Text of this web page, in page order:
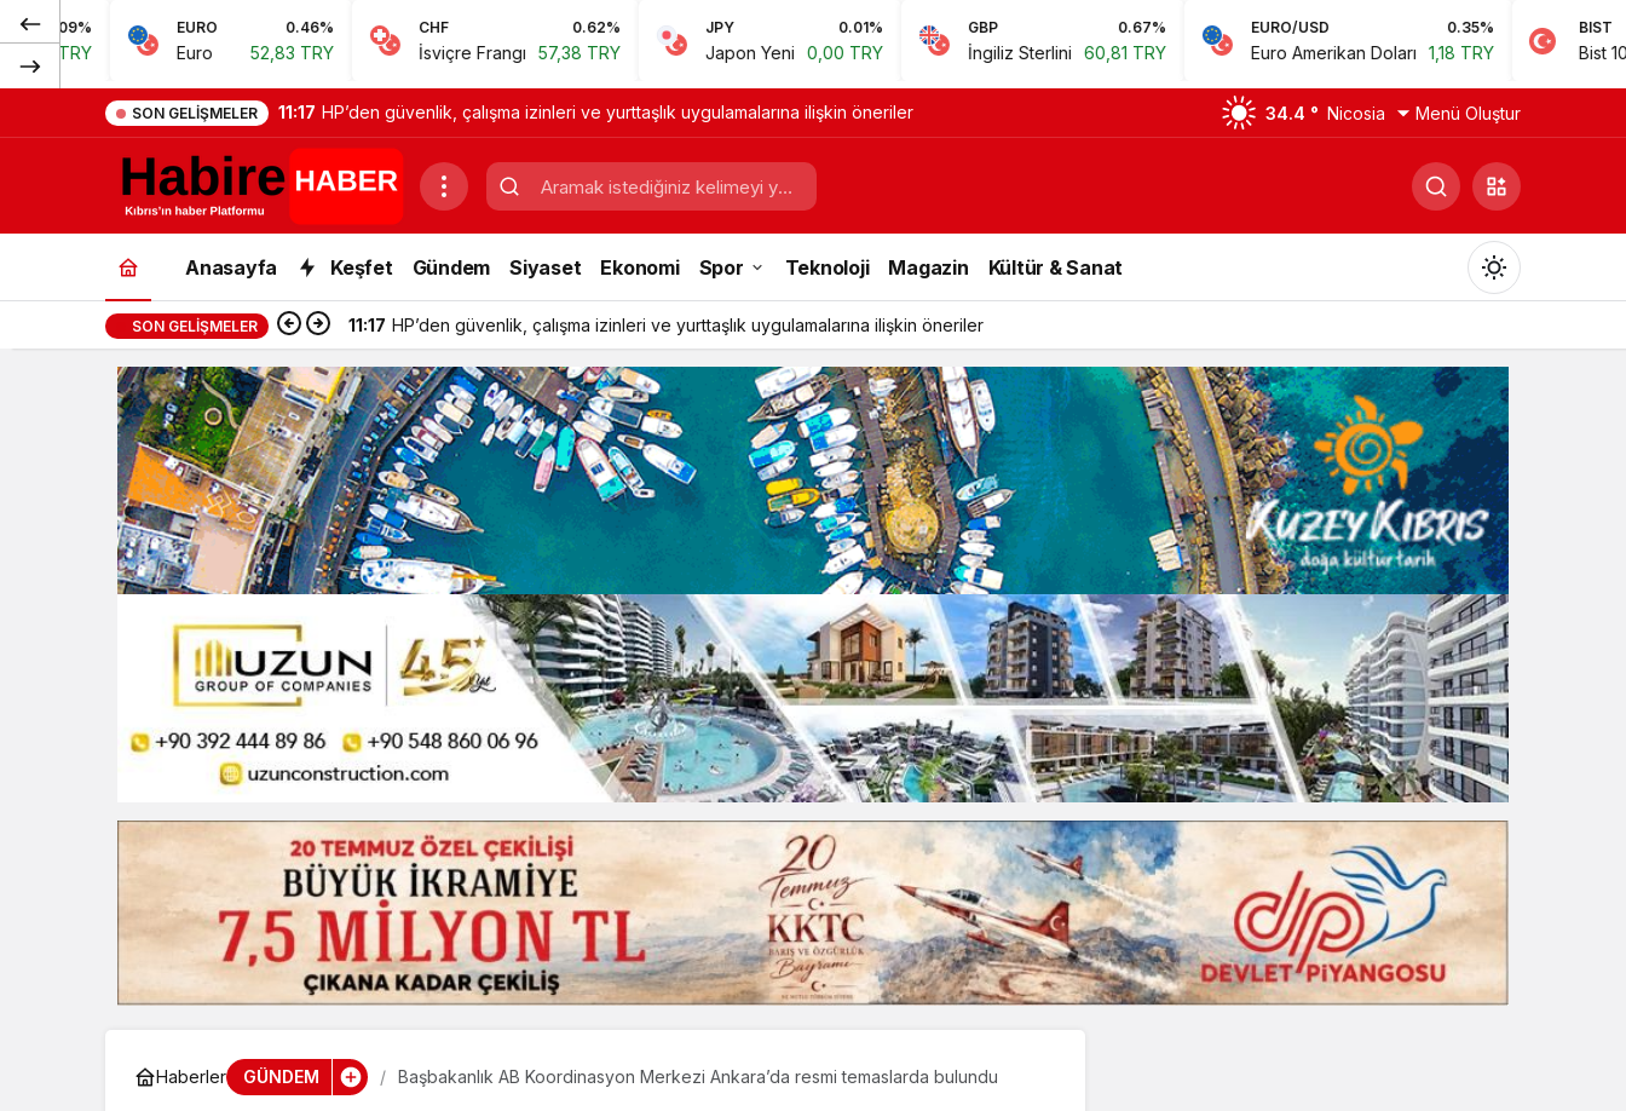
EURO 0.46%
Euro 52,83 TRY
CHF
İsviçre Frangı 57,38 TRY
JPY 0.01%
Japon Yeni 0,00 TRY
GBP
İngiliz Sterlini 60,81 TRY
EURO/USD
Euro Amerikan Doları 1,18 TRY
BIST
Bist 100 14.168,35
SON GELIŞMELER 11:17 HP’den güvenlik, çalışma izinleri ve yurttaşlık uygulamalarına ilişkin öneriler 34.4 ° Nicosia Menü Oluştur
Anasayfa Keşfet Gündem Siyaset Ekonomi Spor Teknoloji Magazin Kültür & Sanat
Gündüz Modu
Gündüz modunu seçin.
Gece Modu
Gece modunu seçin.
Sistem Modu
Sistem modunu seçin.
SON GELIŞMELER 11:17 HP’den güvenlik, çalışma izinleri ve yurttaşlık uygulamalarına ilişkin öneriler
Haberler GÜNDEM Başbakanlık AB Koordinasyon Merkezi Ankara’da resmi temaslarda bulundu